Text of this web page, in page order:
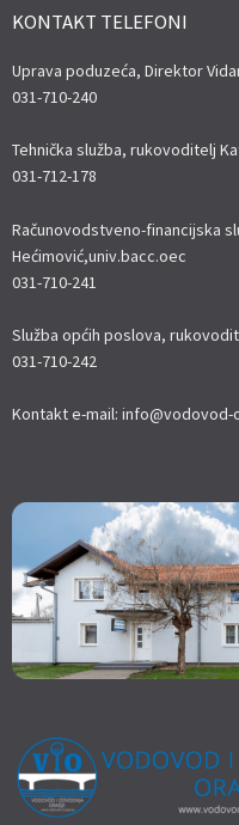
KONTAKT TELEFONI
Uprava poduzeća, Direktor
031-710-240
Tehnička služba, rukovoditelj
031-712-178
Računovodstveno-financijska
Hećimović,univ.bacc.oec
031-710-241
Služba općih poslova,
031-710-242
Kontakt e-mail: info@vodovod-